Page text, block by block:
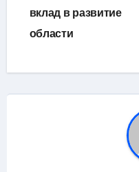
вклад в развитие
области